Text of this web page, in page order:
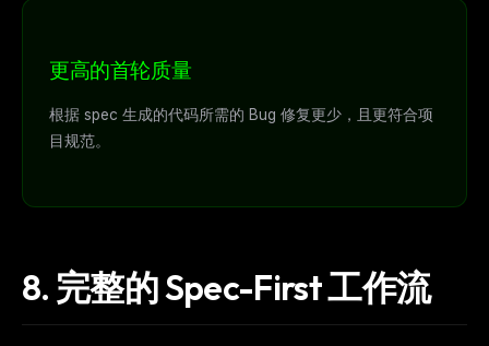
更高的首轮质量
根据 spec 生成的代码所需的 Bug 修复更少，且更符合项
目规范。
8. 完整的 Spec-First 工作流